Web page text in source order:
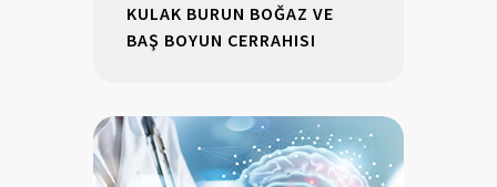
KULAK BURUN BOĞAZ VE
BAŞ BOYUN CERRAHISI